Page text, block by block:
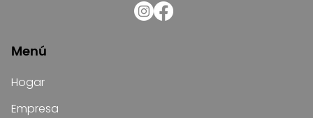
Menú
Hogar
Empresa